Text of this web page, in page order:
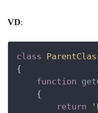
VD:
class
{
function
    {
return